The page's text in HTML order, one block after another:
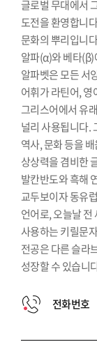
글로벌 무대에서
도전을 환영합니
문화의 뿌리입니
알파(α)와 베타
알파벳은 모든 서
어휘가 라틴어,
그리스어에서 유
널리 사용됩니다.
역사, 문화 등을
상상력을 겸비한
발칸반도와 흑해
교두보이자 동유
언어로, 오늘날 전
사용하는 키릴문
전공은 다른 슬라
성장할 수 있습니
전화번호